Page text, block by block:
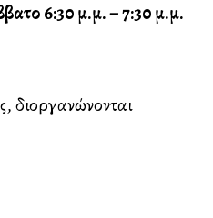
6:30 μ.μ. – 7:30 μ.μ.
διοργανώνονται